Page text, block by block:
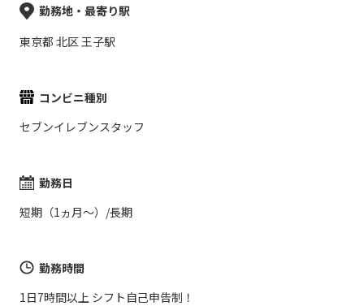
勤務地・最寄り駅
東京都 北区 王子駅
コンビニ種別
セブンイレブンスタッフ
勤務日
短期（1ヵ月～）/長期
勤務時間
1日7時間以上 シフト自己申告制！